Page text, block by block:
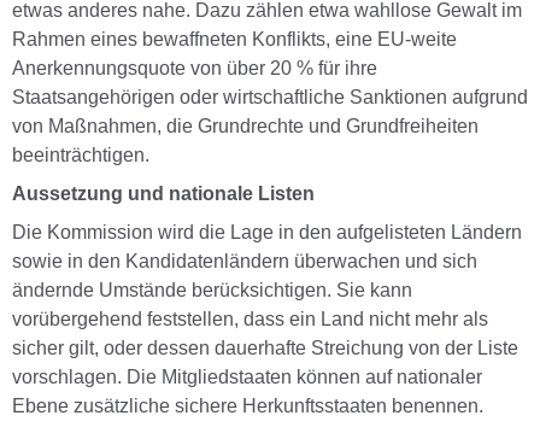
etwas anderes nahe. Dazu zählen etwa wahllose Gewalt im
Rahmen eines bewaffneten Konflikts, eine EU-weite
Anerkennungsquote von über 20 % für ihre
Staatsangehörigen oder wirtschaftliche Sanktionen aufgrund
von Maßnahmen, die Grundrechte und Grundfreiheiten
beeinträchtigen.
Aussetzung und nationale Listen
Die Kommission wird die Lage in den aufgelisteten Ländern
sowie in den Kandidatenländern überwachen und sich
ändernde Umstände berücksichtigen. Sie kann
vorübergehend feststellen, dass ein Land nicht mehr als
sicher gilt, oder dessen dauerhafte Streichung von der Liste
vorschlagen. Die Mitgliedstaaten können auf nationaler
Ebene zusätzliche sichere Herkunftsstaaten benennen.